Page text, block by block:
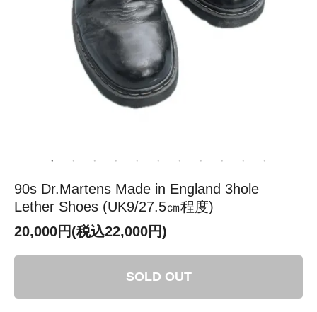
90s Dr.Martens Made in England 3hole
Lether Shoes (UK9/27.5㎝程度)
20,000円(税込22,000円)
SOLD OUT